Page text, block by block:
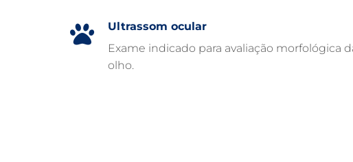
Ultrassom ocular
Exame indicado para avaliação morfológica
olho.